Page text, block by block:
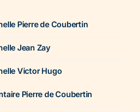
Pierre de Coubertin
Jean Zay
Victor Hugo
Pierre de Coubertin